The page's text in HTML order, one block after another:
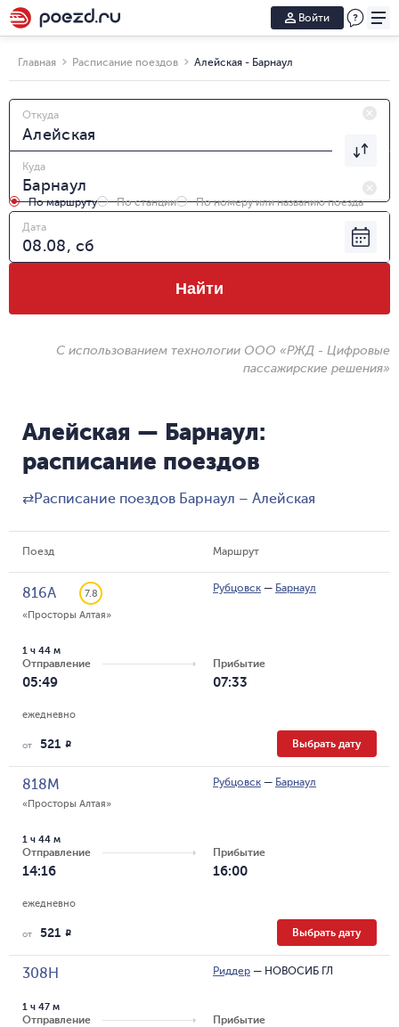
Войти
Главная Расписание поездов Алейская - Барнаул
Откуда
Куда
По маршруту По станции
По номеру или названию поезда
Дата
Найти
С использованием технологии ООО «РЖД - Цифровые
пассажирские решения»
Алейская — Барнаул:
расписание поездов
⇄Расписание поездов Барнаул – Алейская
Поезд Маршрут
816А
7.8
«Просторы Алтая»
Рубцовск — Барнаул
Отправление
05:49
1 ч 44 м
Прибытие
07:33
ежедневно
от 521 R Выбрать дату
818М
«Просторы Алтая»
Рубцовск — Барнаул
Отправление
14:16
1 ч 44 м
Прибытие
16:00
ежедневно
от 521 R Выбрать дату
308Н Риддер — НОВОСИБ ГЛ
Отправление
1 ч 47 м
Прибытие